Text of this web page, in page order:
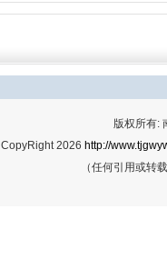
版权所有:
CopyRight 2026 http://
（任何引用或转